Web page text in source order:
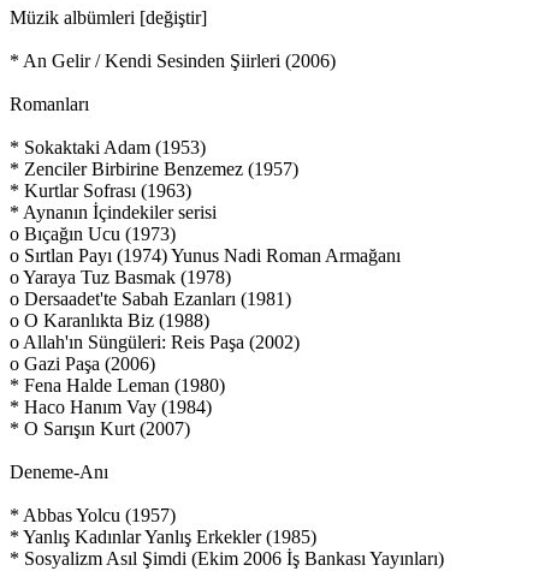
Müzik albümleri [değiştir]
* An Gelir / Kendi Sesinden Şiirleri (2006)
Romanları
* Sokaktaki Adam (1953)
* Zenciler Birbirine Benzemez (1957)
* Kurtlar Sofrası (1963)
* Aynanın İçindekiler serisi
o Bıçağın Ucu (1973)
o Sırtlan Payı (1974) Yunus Nadi Roman Armağanı
o Yaraya Tuz Basmak (1978)
o Dersaadet'te Sabah Ezanları (1981)
o O Karanlıkta Biz (1988)
o Allah'ın Süngüleri: Reis Paşa (2002)
o Gazi Paşa (2006)
* Fena Halde Leman (1980)
* Haco Hanım Vay (1984)
* O Sarışın Kurt (2007)
Deneme-Anı
* Abbas Yolcu (1957)
* Yanlış Kadınlar Yanlış Erkekler (1985)
* Sosyalizm Asıl Şimdi (Ekim 2006 İş Bankası Yayınları)